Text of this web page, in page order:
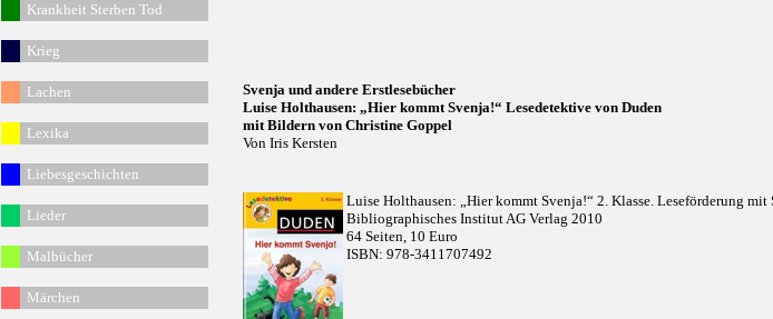
Krankheit Sterben Tod
Krieg
Lachen
Lexika
Liebesgeschichten
Lieder
Malbücher
Märchen
Svenja und andere Erstlesebücher
Luise Holthausen: „Hier kommt Svenja!“ Lesedetektive von Duden
mit Bildern von Christine Goppel
Von Iris Kersten
Luise Holthausen: „Hier kommt Svenja!“ 2. Klasse. Leseförderung mit
Bibliographisches Institut AG Verlag 2010
64 Seiten, 10 Euro
ISBN: 978-3411707492